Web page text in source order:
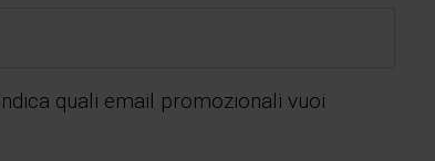
quali email promozionali vuoi